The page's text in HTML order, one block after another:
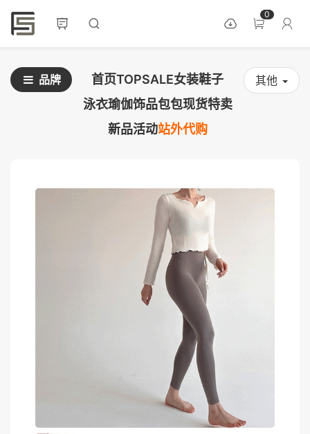
0
品牌 首页TOPSALE女装鞋子
泳衣瑜伽饰品包包现货特卖
新品活动站外代购
其他